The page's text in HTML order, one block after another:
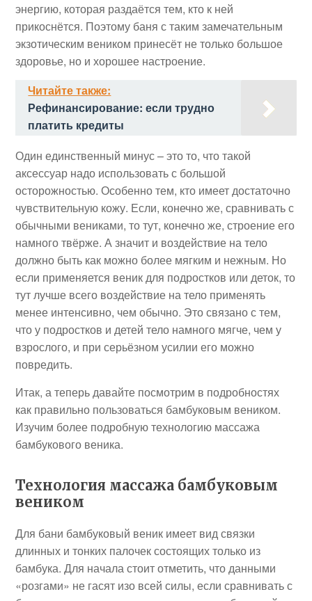
энергию, которая раздаётся тем, кто к ней
прикоснётся. Поэтому баня с таким замечательным
экзотическим веником принесёт не только большое
здоровье, но и хорошее настроение.
Читайте также:
Рефинансирование: если трудно
платить кредиты
Один единственный минус – это то, что такой
аксессуар надо использовать с большой
осторожностью. Особенно тем, кто имеет достаточно
чувствительную кожу. Если, конечно же, сравнивать с
обычными вениками, то тут, конечно же, строение его
намного твёрже. А значит и воздействие на тело
должно быть как можно более мягким и нежным. Но
если применяется веник для подростков или деток, то
тут лучше всего воздействие на тело применять
менее интенсивно, чем обычно. Это связано с тем,
что у подростков и детей тело намного мягче, чем у
взрослого, и при серьёзном усилии его можно
повредить.
Итак, а теперь давайте посмотрим в подробностях
как правильно пользоваться бамбуковым веником.
Изучим более подробную технологию массажа
бамбукового веника.
Технология массажа бамбуковым
веником
Для бани бамбуковый веник имеет вид связки
длинных и тонких палочек состоящих только из
бамбука. Для начала стоит отметить, что данными
«розгами» не гасят изо всей силы, если сравнивать с